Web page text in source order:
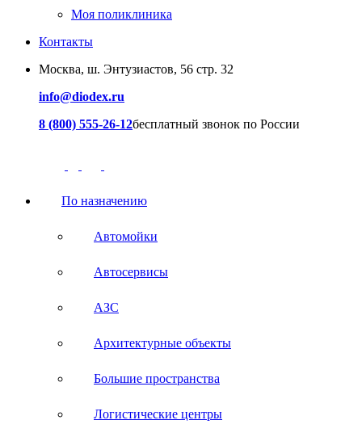
Моя поликлиника
Контакты
Москва, ш. Энтузиастов, 56 стр. 32
info@diodex.ru
8 (800) 555-26-12бесплатный звонок по России
По назначению
Автомойки
Автосервисы
АЗС
Архитектурные объекты
Большие пространства
Логистические центры